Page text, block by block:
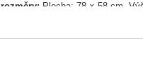
rozměry: Plocha: 78 × 58 cm,